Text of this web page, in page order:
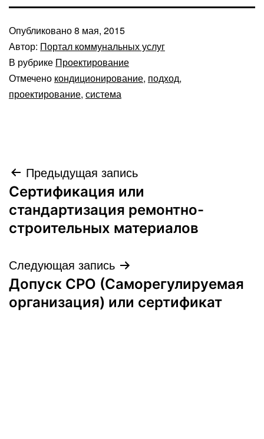
Опубликовано8 мая, 2015
Автор: Портал коммунальных услуг
В рубрике Проектирование
Отмечено кондиционирование, подход,
проектирование, система
Навигация
по
записям
Предыдущая запись
Сертификация или
стандартизация ремонтно-
строительных материалов
Следующая запись
Допуск СРО (Саморегулируемая
организация) или сертификат